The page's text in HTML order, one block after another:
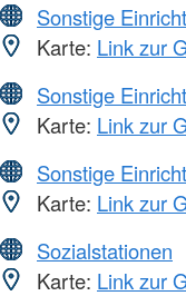
Sonstige
Karte: Link zur
Sonstige
Karte: Link zur
Sonstige
Karte: Link zur
Sozialstationen
Karte: Link zur